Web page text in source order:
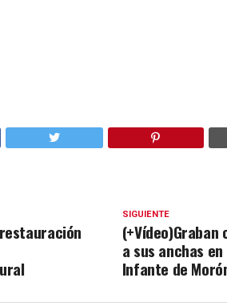
SIGUIENTE
a sus anchas
Infante de